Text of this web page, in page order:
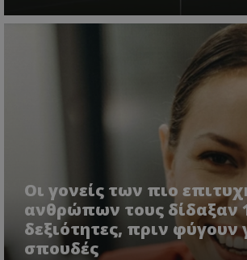
Οι γονείς των πιο
ανθρώπων τους δίδαξαν
δεξιότητες, πριν φύγουν
σπουδές